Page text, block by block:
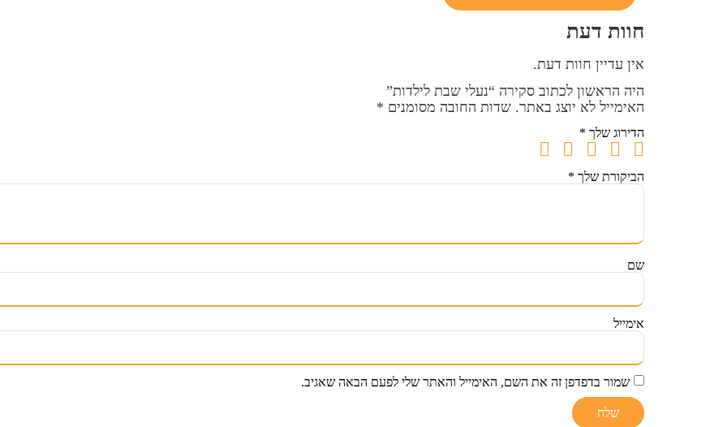
חוות דעת
אין עדיין חוות דעת.
היה הראשון לכתוב סקירה “נעלי שבת לילדות”
האימייל לא יוצג באתר. שדות החובה מסומנים *
הדירוג שלך *
הביקורת שלך *
שם
אימייל
שמור בדפדפן זה את השם, האימייל והאתר שלי לפעם הבאה שאגיב.